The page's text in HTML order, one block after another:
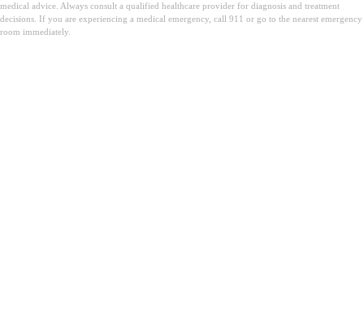
medical advice. Always consult a qualified healthcare provider for diagnosis and treatment
decisions. If you are experiencing a medical emergency, call 911 or go to the nearest emergency
room immediately.